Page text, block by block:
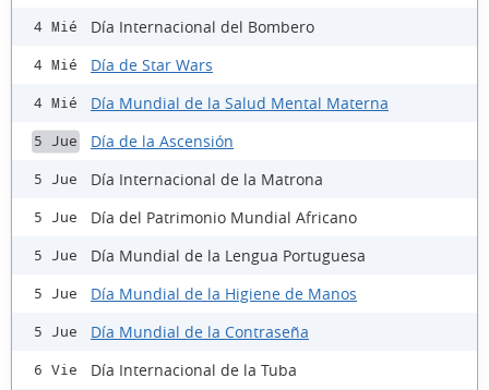
4 Mié Día Internacional del Bombero
4 Mié Día de Star Wars
4 Mié Día Mundial de la Salud Mental Materna
5 Jue Día de la Ascensión
5 Jue Día Internacional de la Matrona
5 Jue Día del Patrimonio Mundial Africano
5 Jue Día Mundial de la Lengua Portuguesa
5 Jue Día Mundial de la Higiene de Manos
5 Jue Día Mundial de la Contraseña
6 Vie Día Internacional de la Tuba